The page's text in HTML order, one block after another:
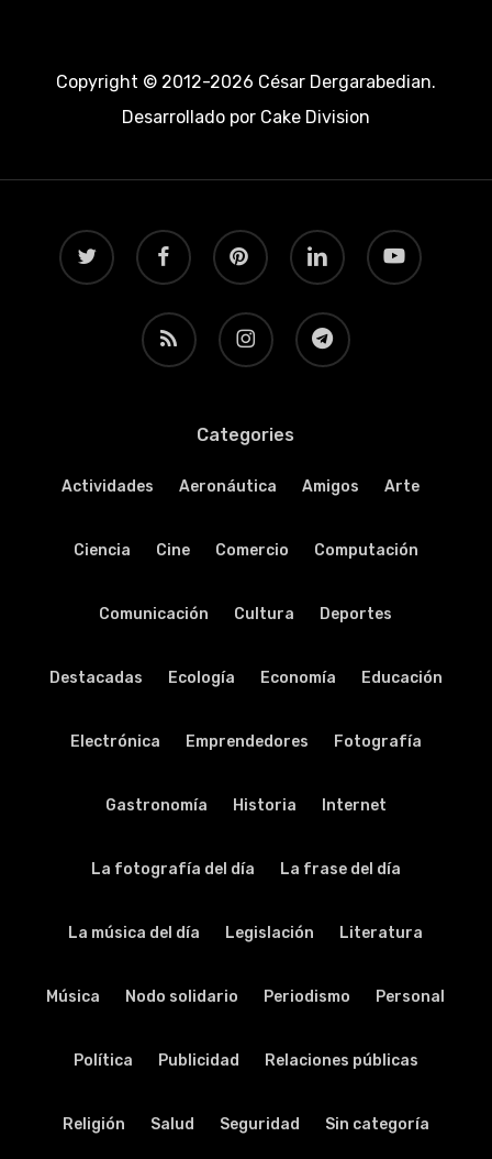
Copyright © 2012-2026 César Dergarabedian.
Desarrollado porCake Division
twitter facebook pinterest linkedin youtube
RSS instagram telegram
Categories
Actividades Aeronáutica Amigos Arte
Ciencia Cine Comercio Computación
Comunicación Cultura Deportes
Destacadas Ecología Economía Educación
Electrónica Emprendedores Fotografía
Gastronomía Historia Internet
La fotografía del día La frase del día
La música del día Legislación Literatura
Música Nodo solidario Periodismo Personal
Política Publicidad Relaciones públicas
Religión Salud Seguridad Sin categoría